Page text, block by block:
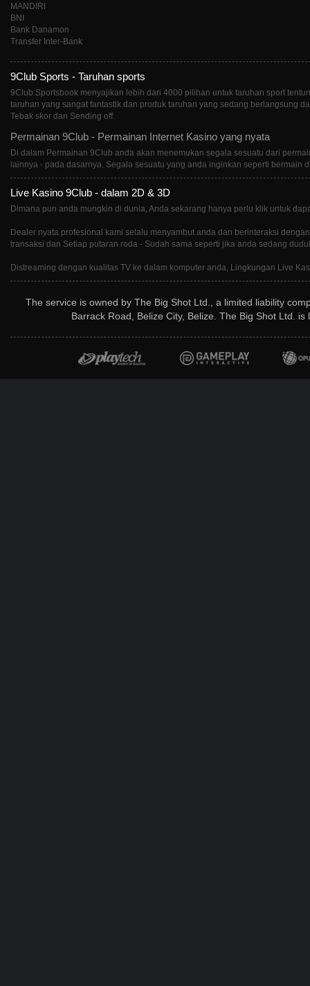
MANDIRI
BNI
Bank Danamon
Transfer Inter-Bank
9Club Sports - Taruhan sports
9Club Sportsbook menyajikan lebih dari 4000 pilihan untuk taruhan sport
taruhan yang sangat fantastik dan produk taruhan yang sedang berlangsung
Tebak skor dan Sending off.
Permainan 9Club - Permainan Internet Kasino yang nyata
Di dalam Permainan 9Club anda akan menemukan segala sesuatu dari
lainnya - pada dasarnya. Segala sesuatu yang anda inginkan seperti bermain
Live Kasino 9Club - dalam 2D & 3D
Dimana pun anda mungkin di dunia, Anda sekarang hanya perlu klik untuk
Dealer nyata profesional kami selalu menyambut anda dan berinteraksi
transaksi dan Setiap putaran roda - Sudah sama seperti jika anda sedang
Distreaming dengan kualitas TV ke dalam komputer anda, Lingkungan Live
The service is owned by The Big Shot Ltd., a limited liability
Barrack Road, Belize City, Belize. The Big Shot Ltd.